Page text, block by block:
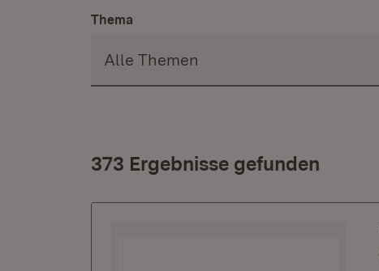
Thema
373 Ergebnisse gefunden